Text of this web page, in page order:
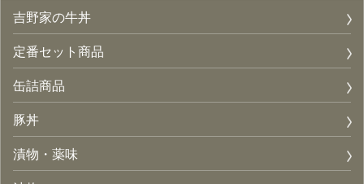
吉野家の牛丼
定番セット商品
缶詰商品
豚丼
漬物・薬味